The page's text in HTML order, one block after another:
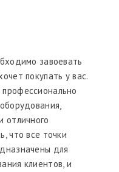
завоевать
покупать у вас.
отличного
что все точки
для
клиентов, и